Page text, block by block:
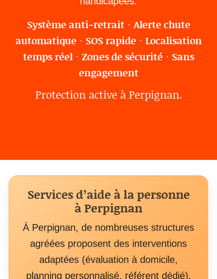
Système anti-retrait · Alerte chute
automatique · SOS rapide · Localisation
temps réel· Zones de sécurité · Sans
engagement
Protection active à Perpignan.
Services d’aide à la personne
à Perpignan
À Perpignan, de nombreuses structures
agréées proposent des interventions
adaptées (évaluation à domicile,
planning personnalisé, référent dédié).